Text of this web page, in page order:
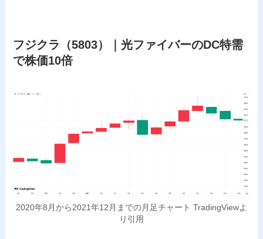
フジクラ（5803）｜光ファイバーのDC特需
で株価10倍
2020年8月から2021年12月までの月足チャート TradingViewよ
り引用